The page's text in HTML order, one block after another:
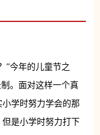
”今年的儿童节之
。面对这样一个真
学时努力学会的那
是小学时努力打下